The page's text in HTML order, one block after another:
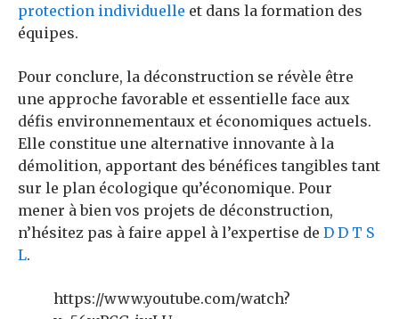
protection individuelle et dans la formation des
équipes.
Pour conclure, la déconstruction se révèle être
une approche favorable et essentielle face aux
défis environnementaux et économiques actuels.
Elle constitue une alternative innovante à la
démolition, apportant des bénéfices tangibles tant
sur le plan écologique qu’économique. Pour
mener à bien vos projets de déconstruction,
n’hésitez pas à faire appel à l’expertise de D D T S
L.
https://www.youtube.com/watch?